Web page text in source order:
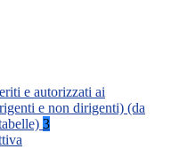
e autorizzati ai
e non dirigenti) (da
3